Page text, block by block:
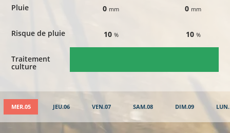
Pluie
Risque de pluie
Traitement
culture
0 mm
10 %
0 mm
10 %
MER.05 JEU.06 VEN.07 SAM.08 DIM.09